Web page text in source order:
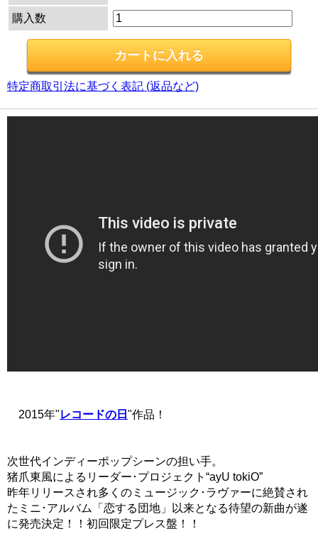
購入数
特定商取引法に基づく表記 (返品など)
2015年"レコードの日 "作品！
次世代インディーポップシーンの担い手。
猪爪東風によるリーダー･プロジェクト“ayU tokiO”
昨年リリースされ多くのミュージック･ラヴァーに絶賛され
たミニ･アルバム「恋する団地」以来となる待望の新曲が遂
に発売決定！！初回限定プレス盤！！